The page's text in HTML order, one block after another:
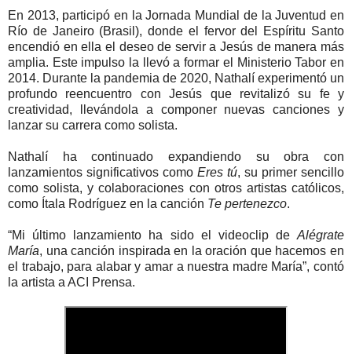
En 2013, participó en la Jornada Mundial de la Juventud en
Río de Janeiro (Brasil), donde el fervor del Espíritu Santo
encendió en ella el deseo de servir a Jesús de manera más
amplia. Este impulso la llevó a formar el Ministerio Tabor en
2014. Durante la pandemia de 2020, Nathalí experimentó un
profundo reencuentro con Jesús que revitalizó su fe y
creatividad, llevándola a componer nuevas canciones y
lanzar su carrera como solista.
Nathalí ha continuado expandiendo su obra con
lanzamientos significativos como Eres tú, su primer sencillo
como solista, y colaboraciones con otros artistas católicos,
como Ítala Rodríguez en la canción Te pertenezco.
“Mi último lanzamiento ha sido el videoclip de Alégrate
María, una canción inspirada en la oración que hacemos en
el trabajo, para alabar y amar a nuestra madre María”, contó
la artista a ACI Prensa.